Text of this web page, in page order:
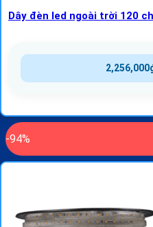
Dây đèn led ngoài trời 120
2,256,000
-94%